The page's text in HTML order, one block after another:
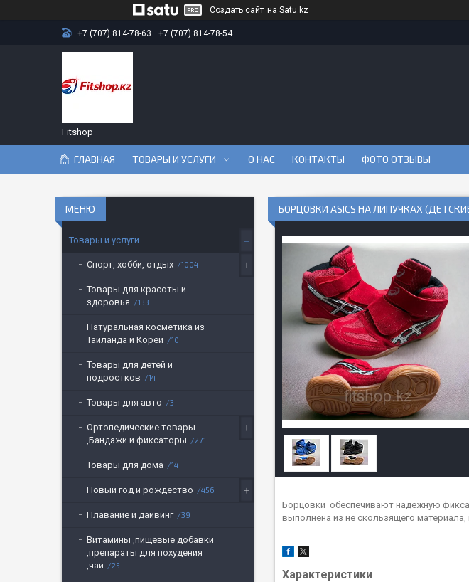
Создать сайт на Satu.kz
+7 (707) 814-78-63 +7 (707) 814-78-54
Fitshop
ГЛАВНАЯ ТОВАРЫ И УСЛУГИ О НАС КОНТАКТЫ ФОТО ОТЗЫВЫ
БОРЦОВКИ ASICS НА ЛИПУЧКАХ
Борцовки обеспечивают надежную
выполнена из не скользящего
Характеристики
Товары и услуги
Спорт, хобби, отдых 1004
Товары для красоты и
здоровья
133
Натуральная косметика из
Тайланда и Кореи
10
Товары для детей и
подростков
14
Товары для авто 3
Ортопедические товары
,Бандажи и фиксаторы
271
Товары для дома 14
Новый год и рождество 456
Плавание и дайвинг 39
Витамины ,пищевые добавки
,препараты для похудения
,чаи
25